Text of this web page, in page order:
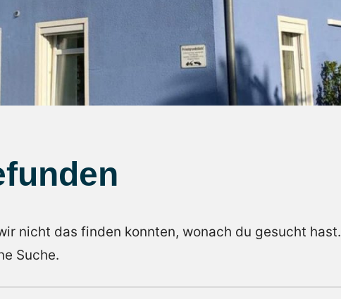
nicht das finden konnten, wonach du gesucht hast.
Suche.